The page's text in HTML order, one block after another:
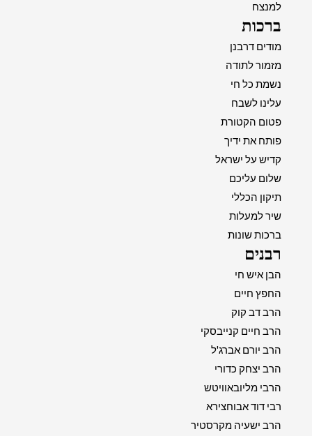
למנצח
ברכות
מודים דרבנן
מזמור לתודה
נשמת כל חי
עלינו לשבח
פטום הקטורת
פותח את ידיך
קדיש על ישראל
שלום עליכם
תיקון הכללי
שיר למעלות
ברכות שונות
רבנים
הבן איש חי
החפץ חיים
הרב דב קוק
הרב חיים קנייבסקי
הרב יורם אברג'ל
הרב יצחק כדורי
הרבי מליובאוויטש
רבי דוד אבוחצירא
הרב ישעיה מקרסטיר